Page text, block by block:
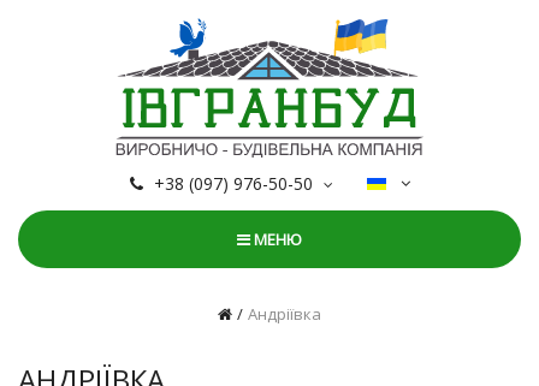
+38 (097) 976-50-50
МЕНЮ
Андріївка